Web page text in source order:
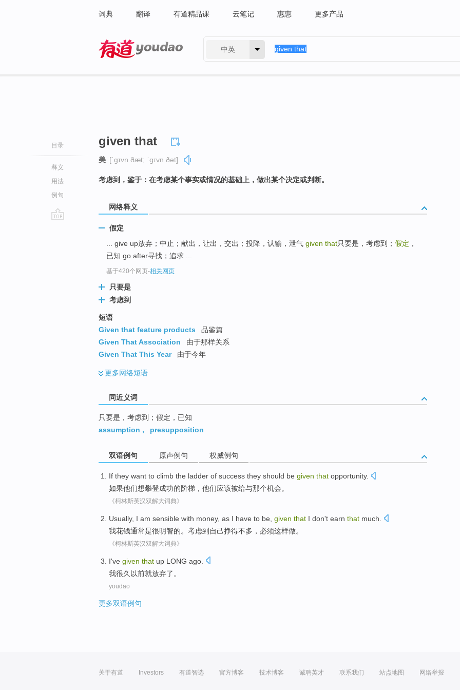
词典 翻译 有道精品课 云笔记 惠惠 更多产品
中英
目录
释义
用法
例句
given that
美 [ˈɡɪvn ðæt; ˈɡɪvn ðət]
考虑到，鉴于：在考虑某个事实或情况的基础上，做出某个决定或判断。
网络释义
假定
... give up放弃；中止；献出，让出，交出；投降，认输，泄气 given that只要是，考虑到； 假定 ，
已知 go after寻找；追求 ...
基于420个网页-相关网页
只要是
考虑到
短语
Given that feature products
品鉴篇
Given That Association
由于那样关系
Given That This Year
由于今年
更多网络短语
同近义词
只要是，考虑到；假定，已知
assumption , presupposition
双语例句 原声例句 权威例句
If they want to climb the ladder of success they should be given that opportunity.
如果他们想攀登成功的阶梯 ，他们应该被给与那个机会。
《柯林斯英汉双解大词典》
Usually, I am sensible with money, as I have to be, given that I don't earn that much
我花钱通常是很明智的。 考虑到自己挣得不多， 必须这样做。
《柯林斯英汉双解大词典》
I've given that up LONG ago
我很久 以前就放弃了 。
youdao
更多双语例句
关于有道 Investors 有道智选 官方博客 技术博客 诚聘英才 联系我们 站点地图 网络举报